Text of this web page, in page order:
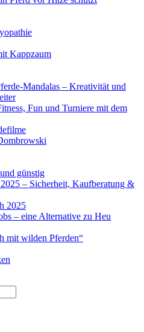
Kappzaum
Mandalas – Kreativität und
Fun und Turniere mit dem
günstig
– Sicherheit, Kaufberatung &
2025
– eine Alternative zu Heu
mit wilden Pferden“